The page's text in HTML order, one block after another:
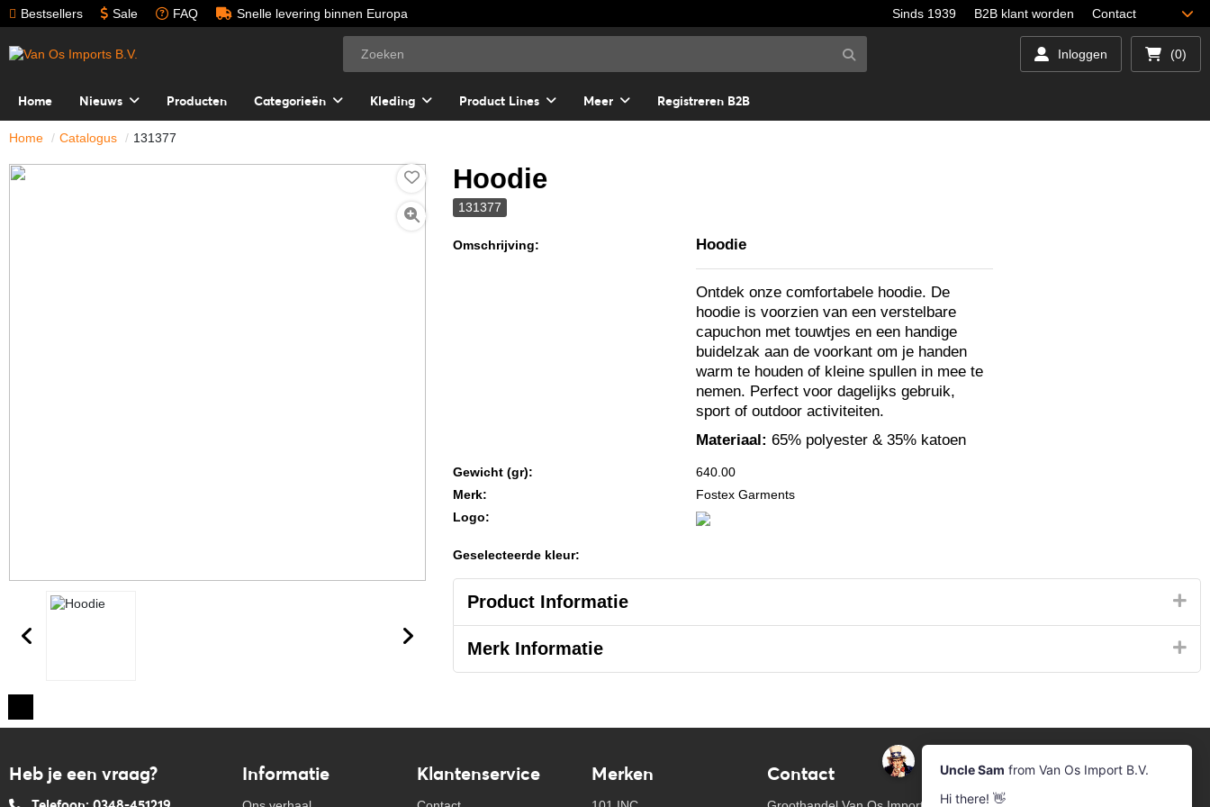
Bestsellers Sale FAQ Snelle levering binnen Europa Sinds 1939 B2B klant worden Contact
Inloggen (0)
Home Nieuws Producten Categorieën Kleding Product Lines Meer Registreren B2B
Home Catalogus 131377
Hoodie
131377
Omschrijving: Hoodie
Ontdek onze comfortabele hoodie. De
hoodie is voorzien van een verstelbare
capuchon met touwtjes en een handige
buidelzak aan de voorkant om je handen
warm te houden of kleine spullen in mee te
nemen. Perfect voor dagelijks gebruik,
sport of outdoor activiteiten.
Materiaal: 65% polyester & 35% katoen
Gewicht (gr):
640.00
Merk:
Fostex Garments
Logo:
Geselecteerde kleur:
Product Informatie
Merk Informatie
Heb je een vraag? Informatie Klantenservice Merken Contact Nieuwsbrief
Aanmelden voor de nieuwsbrief